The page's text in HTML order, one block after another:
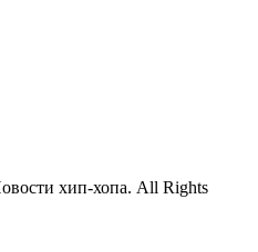
хип-хопа. All Rights